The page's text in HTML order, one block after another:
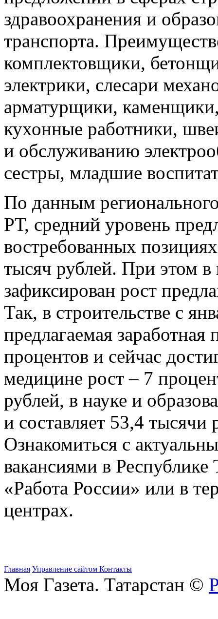
здравоохранения и
транспорта.
комплектовщики,
электрики, слесари
арматурщики,
кухонные работники,
и обслуживанию
сестры, младшие
По данным
РТ, средний уровень
востребованных
тысяч рублей. При этом в
зафиксирован рост
Так, в строительстве с
предлагаемая заработная
процентов и сейчас
медицине рост – 7
рублей, в науке и
и составляет 53,4 тысячи
Ознакомиться с
вакансиями в
«Работа России» или в
центрах.
Главная Управление сайтом Контакты
Моя Газета. Татарстан ©